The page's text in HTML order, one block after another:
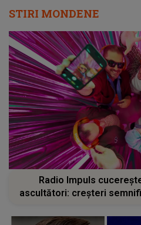
STIRI MONDENE
Radio Impuls
ascultători: creșteri